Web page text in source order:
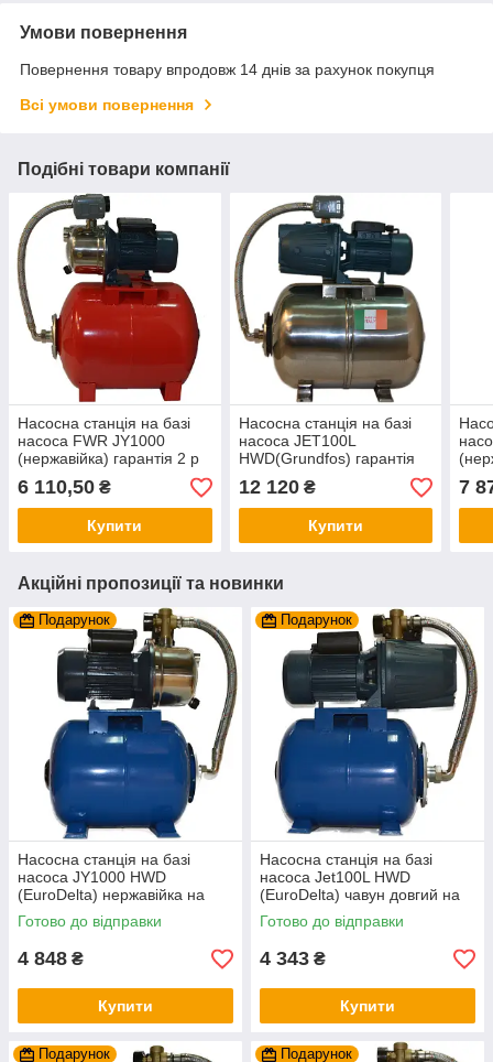
Умови повернення
Повернення товару впродовж 14 днів за рахунок покупця
Всі умови повернення
Подібні товари компанії
Насосна станція на базі
насоса FWR JY1000
(нержавійка) гарантія 2 р
на баку 50 л Польща,
червоний
6 110,50 ₴
Купити
Насосна станція на базі
насоса JET100L
HWD(Grundfos) гарантія
(чуг. довгий) на баку 50 л
Італія, нержавіюча
12 120₴
Купити
л.
7
Акційні пропозиції та новинки
Подарунок
Насосна станція на базі
насоса JY1000 HWD
(EuroDelta) нержавійка на
баку 24л (гарантія 2 роки)
Готово до відправки
4 848 ₴
Купити
Подарунок
Насосна станція на базі
насоса Jet100L HWD
(EuroDelta) чавун довгий на
баку 24л (гарантія 2 роки)
Готово до відправки
4 343 ₴
Купити
Подарунок Подарунок